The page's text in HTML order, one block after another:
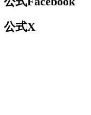
公式X